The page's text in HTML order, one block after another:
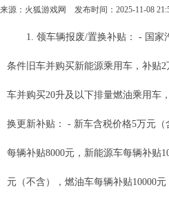
来源： 火狐游戏网 发布时间：2025-11-08
1. 领车辆报废/置换补贴： - 国家
条件旧车并购买新能源乘用车，补贴
车并购买20升及以下排量燃油乘用车
换更新补贴： - 新车含税价格5万元
每辆补贴8000元，新能源车每辆补贴
元（不含），燃油车每辆补贴10000元